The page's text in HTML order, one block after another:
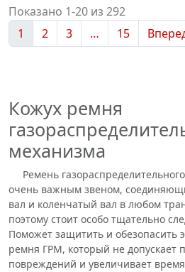
Показано 1-20 из 292
1
2 3 … 15
Кожух ремня
механизма
Ремень
очень важным звеном,
вал и коленчатый вал в любом
поэтому стоит особо тщательно
Поможет защитить и обезопасить
ремня ГРМ, который не допускает
повреждений и увеличивает